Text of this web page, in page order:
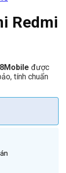
Redmi
được
tính chuẩn